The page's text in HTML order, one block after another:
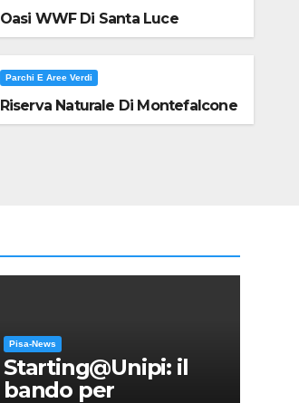
Oasi WWF Di Santa Luce
Parchi E Aree Verdi
Riserva Naturale Di Montefalcone
Pisa-News
Starting@Unipi: il
bando per